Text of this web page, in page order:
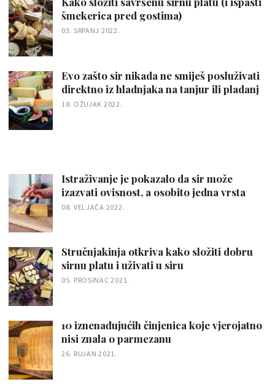
šmekerica pred gostima)
03. SRPANJ 2022.
Evo zašto sir nikada ne smiješ posluživati
direktno iz hladnjaka na tanjur ili pladanj
18. OŽUJAK 2022.
Istraživanje je pokazalo da sir može
izazvati ovisnost, a osobito jedna vrsta
08. VELJAČA 2022.
Stručnjakinja otkriva kako složiti dobru
sirnu platu i uživati u siru
05. PROSINAC 2021.
10 iznenađujućih činjenica koje vjerojatno
nisi znala o parmezanu
26. RUJAN 2021.